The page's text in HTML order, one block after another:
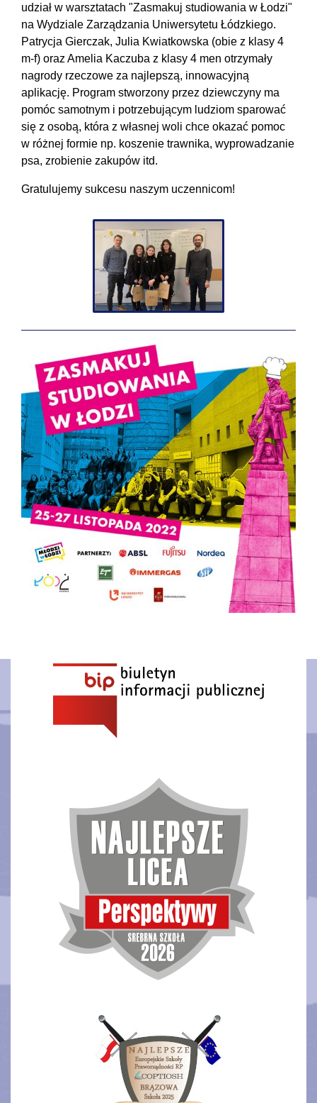
udział w warsztatach "Zasmakuj studiowania w Łodzi"
na Wydziale Zarządzania Uniwersytetu Łódzkiego.
Patrycja Gierczak, Julia Kwiatkowska (obie z klasy 4
m-f) oraz Amelia Kaczuba z klasy 4 men otrzymały
nagrody rzeczowe za najlepszą, innowacyjną
aplikację. Program stworzony przez dziewczyny ma
pomóc samotnym i potrzebującym ludziom sparować
się z osobą, która z własnej woli chce okazać pomoc
w różnej formie np. koszenie trawnika, wyprowadzanie
psa, zrobienie zakupów itd.
Gratulujemy sukcesu naszym uczennicom!